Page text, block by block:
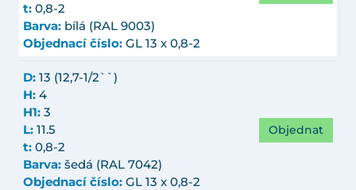
t: 0,8-2
Barva: bílá (RAL 9003)
Objednací číslo: GL 13 x 0,8-2
D: 13 (12,7-1/2``)
H: 4
H1: 3
L: 11.5
t: 0,8-2
Barva: šedá (RAL 7042)
Objednací číslo: GL 13 x 0,8-2
Objednat